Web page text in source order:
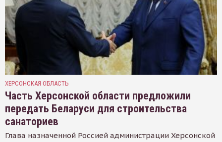
ХЕРСОНСКАЯ ОБЛАСТЬ
Часть Херсонской области предложили
передать Беларуси для строительства
санаториев
Глава назначенной Россией администрации Херсонской